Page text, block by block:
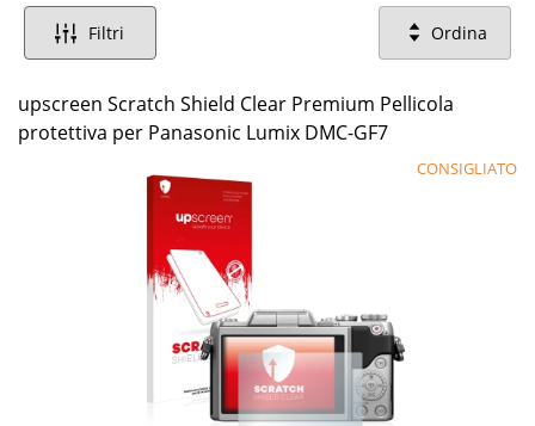
Filtri Ordina
upscreen Scratch Shield Clear Premium Pellicola
protettiva per Panasonic Lumix DMC-GF7
CONSIGLIATO